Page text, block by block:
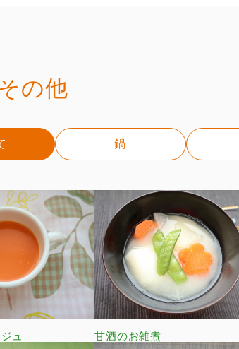
の他
鍋
ュ 甘酒のお雑煮